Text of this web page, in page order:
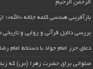
الرَّحمنِ الرَّحیمِ
بازآفرینی هندسی کلمه جلاله «الله»؛
بررسی دلایل قرآنی و روایی و
دعای حرز امام جواد با دستخط امام
صلواتی برای حضرت زهرا (س) که